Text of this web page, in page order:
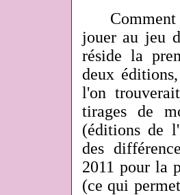
Comment
jouer au jeu
réside la
deux
l'on
tirages de
(éditions de
des
2011 pour la
(ce qui